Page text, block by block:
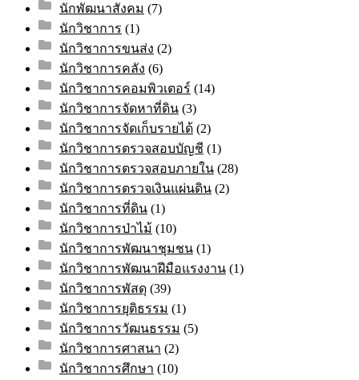
นักพัฒนาสังคม (7)
นักวิชาการ (1)
นักวิชาการขนส่ง (2)
นักวิชาการคลัง (6)
นักวิชาการคอมพิวเตอร์ (14)
นักวิชาการจัดหาที่ดิน (3)
นักวิชาการจัดเก็บรายได้ (2)
นักวิชาการตรวจสอบบัญชี (1)
นักวิชาการตรวจสอบภายใน (28)
นักวิชาการตรวจเงินแผ่นดิน (2)
นักวิชาการที่ดิน (1)
นักวิชาการป่าไม้ (10)
นักวิชาการพัฒนาชุมชน (1)
นักวิชาการพัฒนาฝีมือแรงงาน (1)
นักวิชาการพัสดุ (39)
นักวิชาการยุติธรรม (1)
นักวิชาการวัฒนธรรม (5)
นักวิชาการศาสนา (2)
นักวิชาการศึกษา (10)